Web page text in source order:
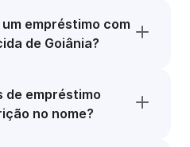
empréstimo com
de Goiânia?
de empréstimo
no nome?